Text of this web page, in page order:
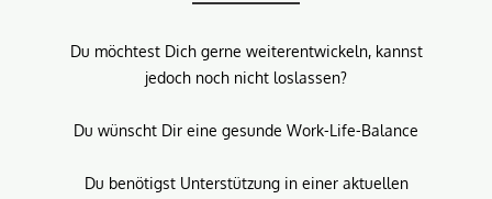
Du möchtest Dich gerne weiterentwickeln, kannst
jedoch noch nicht loslassen?
Du wünscht Dir eine gesunde Work-Life-Balance
Du benötigst Unterstützung in einer aktuellen